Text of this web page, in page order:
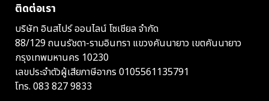
ติดต่อเรา
บริษัท อินสไปร์ ออนไลน์ โซเชียล จำกัด
88/129 ถนนรัชดา-รามอินทรา แขวงคันนายาว เขตคันนายาว
กรุงเทพมหานคร 10230
เลขประจำตัวผู้เสียภาษีอากร 0105561135791
โทร. 083 827 9833